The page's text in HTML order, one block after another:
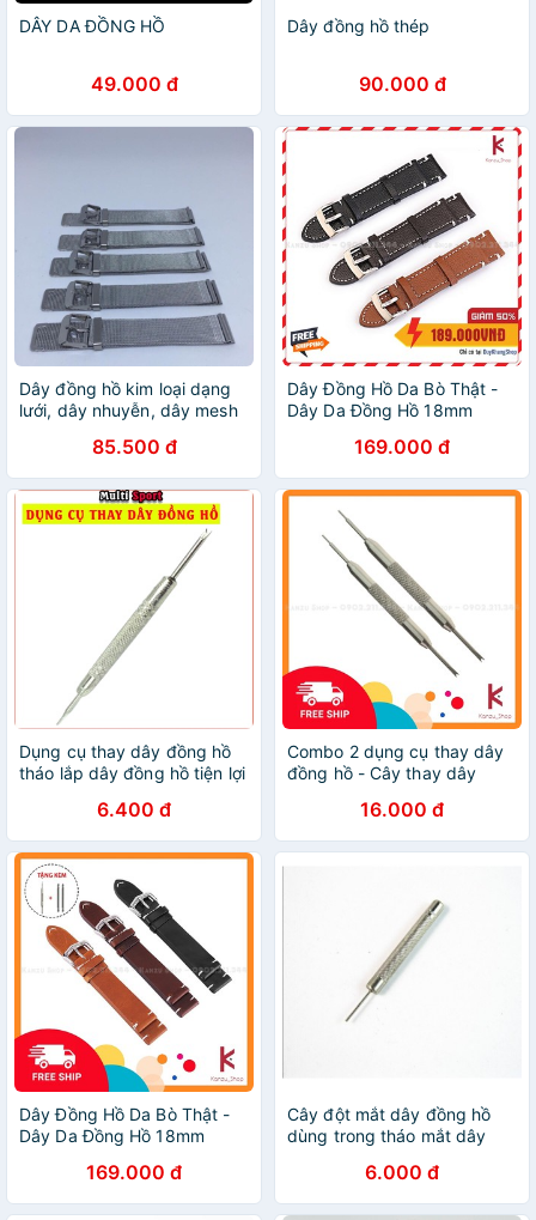
DÂY DA ĐỒNG HỒ
49.000 đ
Dây đồng hồ thép
90.000 đ
Dây đồng hồ kim loại dạng
lưới, dây nhuyễn, dây mesh
85.500 đ
Dây Đồng Hồ Da Bò Thật -
Dây Da Đồng Hồ 18mm
169.000 đ
Dụng cụ thay dây đồng hồ
tháo lắp dây đồng hồ tiện lợi
6.400 đ
Combo 2 dụng cụ thay dây
đồng hồ - Cây thay dây
16.000 đ
Dây Đồng Hồ Da Bò Thật -
Dây Da Đồng Hồ 18mm
169.000 đ
Cây đột mắt dây đồng hồ
dùng trong tháo mắt dây
6.000 đ